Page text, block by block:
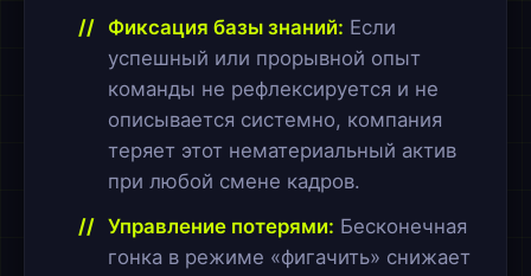
Фиксация базы знаний: Если
успешный или прорывной опыт
команды не рефлексируется и не
описывается системно, компания
теряет этот нематериальный актив
при любой смене кадров.
Управление потерями: Бесконечная
гонка в режиме «фигачить» снижает